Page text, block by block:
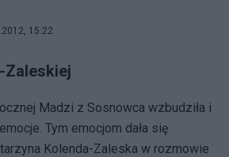
15:22
Zaleskiej
Madzi z Sosnowca wzbudziła i
Tym emocjom dała się
Kolenda-Zaleska w rozmowie